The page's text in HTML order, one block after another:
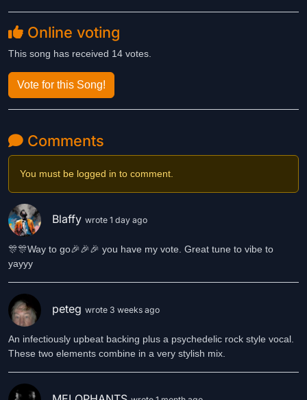
Online voting
This song has received 14 votes.
Vote for this Song!
Comments
You must be logged in to comment.
Blaffy wrote 1 day ago
🎊🎊Way to go🎉🎉🎉 you have my vote. Great tune to vibe to
yayyy
peteg wrote 3 weeks ago
An infectiously upbeat backing plus a psychedelic rock style vocal.
These two elements combine in a very stylish mix.